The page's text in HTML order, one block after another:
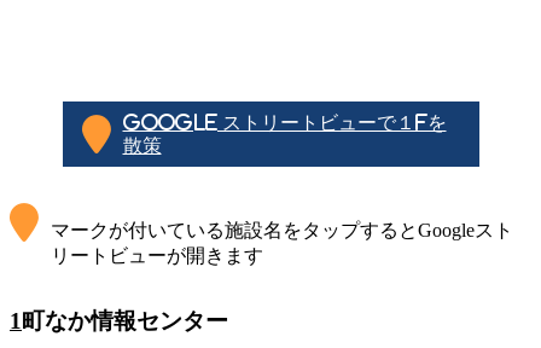
Google ストリートビューで１Fを
散策
マークが付いている施設名をタップするとGoogleスト
リートビューが開きます
1町なか情報センター